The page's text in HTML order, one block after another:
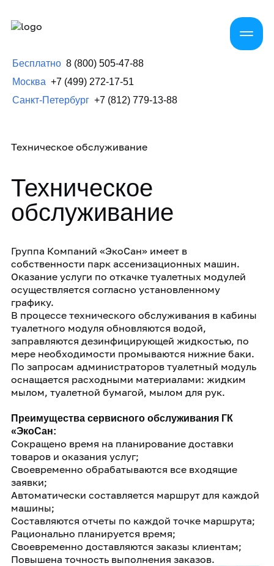
Бесплатно 8 (800) 505-47-88
Москва +7 (499) 272-17-51
Санкт-Петербург +7 (812) 779-13-88
Техническое обслуживание
Техническое
обслуживание
Группа Компаний «ЭкоСан» имеет в
собственности парк ассенизационных машин.
Оказание услуги по откачке туалетных модулей
осуществляется согласно установленному
графику.
В процессе технического обслуживания в кабины
туалетного модуля обновляются водой,
заправляются дезинфицирующей жидкостью, по
мере необходимости промываются нижние баки.
По запросам администраторов туалетный модуль
оснащается расходными материалами: жидким
мылом, туалетной бумагой, мылом для рук.
Преимущества сервисного обслуживания ГК
«ЭкоСан:
Сокращено время на планирование доставки
товаров и оказания услуг;
Своевременно обрабатываются все входящие
заявки;
Автоматически составляется маршрут для каждой
машины;
Составляются отчеты по каждой точке маршрута;
Рационально планируется время;
Своевременно доставляются заказы клиентам;
Повышена точность выполнения заказов.